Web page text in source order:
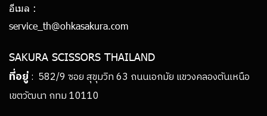
อีเมล :
service_th@ohkasakura.com
SAKURA SCISSORS THAILAND
ที่อยู่: 582/9 ซอย สุขุมวิท 63 ถนนเอกมัย แขวงคลองตันเหนือ
เขตวัฒนา กทม 10110